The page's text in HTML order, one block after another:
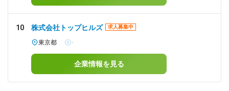
10 株式会社トップヒルズ 求人募集中
東京都 -
企業情報を見る